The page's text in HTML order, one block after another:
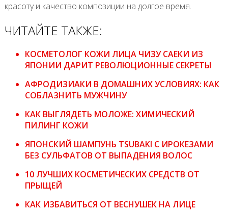
красоту и качество композиции на долгое время.
ЧИТАЙТЕ ТАКЖЕ:
КОСМЕТОЛОГ КОЖИ ЛИЦА ЧИЗУ САЕКИ ИЗ
ЯПОНИИ ДАРИТ РЕВОЛЮЦИОННЫЕ СЕКРЕТЫ
АФРОДИЗИАКИ В ДОМАШНИХ УСЛОВИЯХ: КАК
СОБЛАЗНИТЬ МУЖЧИНУ
КАК ВЫГЛЯДЕТЬ МОЛОЖЕ: ХИМИЧЕСКИЙ
ПИЛИНГ КОЖИ
ЯПОНСКИЙ ШАМПУНЬ TSUBAKI С ИРОКЕЗАМИ
БЕЗ СУЛЬФАТОВ ОТ ВЫПАДЕНИЯ ВОЛОС
10 ЛУЧШИХ КОСМЕТИЧЕСКИХ СРЕДСТВ ОТ
ПРЫЩЕЙ
КАК ИЗБАВИТЬСЯ ОТ ВЕСНУШЕК НА ЛИЦЕ